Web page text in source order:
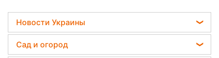
Новости Украины
Телеграм новости Украины
Сад и огород